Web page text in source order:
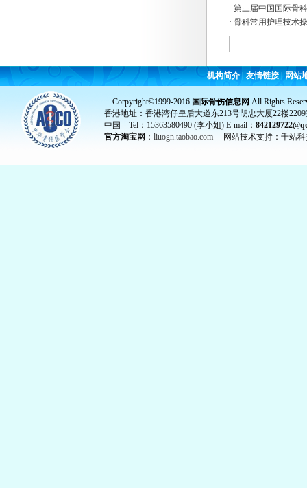
· 第三届中国国际骨
· 骨科常用护理技术
机构简介| 友情链接 |网站
Corpyright©1999-2016 国际骨伤信息网 All Rights
香港地址：香港湾仔皇后大道东213号胡忠大厦22楼
中国 Tel：15363580490 (李小姐) E-mail：
官方淘宝网 ： liuogn.taobao.com 网站技术支持：千站科